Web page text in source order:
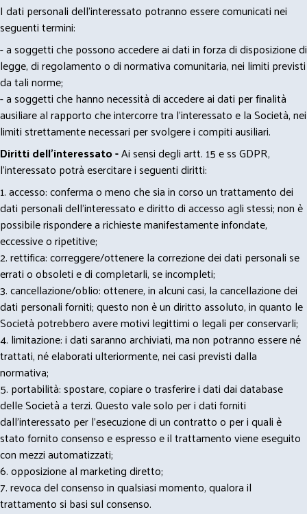
I dati personali dell’interessato potranno essere comunicati nei
seguenti termini:
- a soggetti che possono accedere ai dati in forza di disposizione di
legge, di regolamento o di normativa comunitaria, nei limiti previsti
da tali norme;
- a soggetti che hanno necessità di accedere ai dati per finalità
ausiliare al rapporto che intercorre tra l’interessato e la Società, nei
limiti strettamente necessari per svolgere i compiti ausiliari.
Diritti dell’interessato -Ai sensi degli artt. 15 e ss GDPR,
l’interessato potrà esercitare i seguenti diritti:
1. accesso: conferma o meno che sia in corso un trattamento dei
dati personali dell’interessato e diritto di accesso agli stessi; non è
possibile rispondere a richieste manifestamente infondate,
eccessive o ripetitive;
2. rettifica: correggere/ottenere la correzione dei dati personali se
errati o obsoleti e di completarli, se incompleti;
3. cancellazione/oblio: ottenere, in alcuni casi, la cancellazione dei
dati personali forniti; questo non è un diritto assoluto, in quanto le
Società potrebbero avere motivi legittimi o legali per conservarli;
4. limitazione: i dati saranno archiviati, ma non potranno essere né
trattati, né elaborati ulteriormente, nei casi previsti dalla
normativa;
5. portabilità: spostare, copiare o trasferire i dati dai database
delle Società a terzi. Questo vale solo per i dati forniti
dall’interessato per l’esecuzione di un contratto o per i quali è
stato fornito consenso e espresso e il trattamento viene eseguito
con mezzi automatizzati;
6. opposizione al marketing diretto;
7. revoca del consenso in qualsiasi momento, qualora il
trattamento si basi sul consenso.